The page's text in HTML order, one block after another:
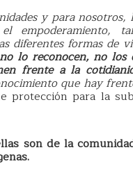
y para nosotros,
empoderamiento,
diferentes formas de
lo reconocen, no los
frente a la
que hay
protección para la
son de la